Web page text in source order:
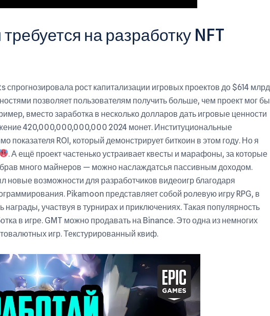
на разработку NFT
рост капитализации игровых проектов до $614 млрд
позволяет пользователям получить больше, чем проект мог бы
вместо заработка в несколько долларов дать игровые ценности
420,000,000,000,000 2024 монет. Институциональные
показателя ROI, который демонстрирует биткоин в этом году. Но я
. А ещё проект частенько устраивает квесты и марафоны, за которые
много майнеров — можно наслаждатсья пассивным доходом.
новые возможности для разработчиков видеоигр благодаря
Pikamoon представляет собой ролевую игру RPG, в
награды, участвуя в турнирах и приключениях. Такая популярность
в игре. GMT можно продавать на Binance. Это одна из немногих
игр. Текстурированный квиф.